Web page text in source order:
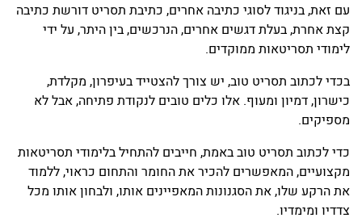
עם זאת, בניגוד לסוגי כתיבה אחרים, כתיבת תסריט דורשת כתיבה
קצת אחרת, בעלת דגשים אחרים, הנרכשים, בין היתר, על ידי
לימודי תסריטאות ממוקדים.
בכדי לכתוב תסריט טוב, יש צורך להצטייד בעיפרון, מקלדת,
כישרון, דמיון ומעוף. אלו כלים טובים לנקודת פתיחה, אבל לא
מספיקים.
כדי לכתוב תסריט טוב באמת, חייבים להתחיל בלימודי תסריטאות
מקצועיים, המאפשרים להכיר את החומר והתחום כראוי, ללמוד
את הרקע שלו, את הסגנונות המאפיינים אותו, ולבחון אותו מכל
צדדיו ומימדיו.